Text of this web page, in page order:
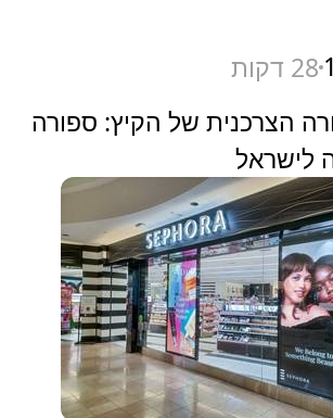
28 דקות
הצרכנית של הקיץ: ספורה
לישראל